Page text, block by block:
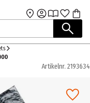
Hauptinhalt
Artikelnr. 2193634